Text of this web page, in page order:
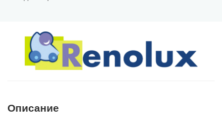
Описание